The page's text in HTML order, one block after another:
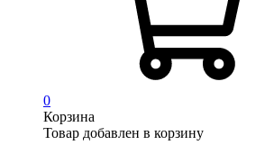
0
Корзина
Товар добавлен в корзину